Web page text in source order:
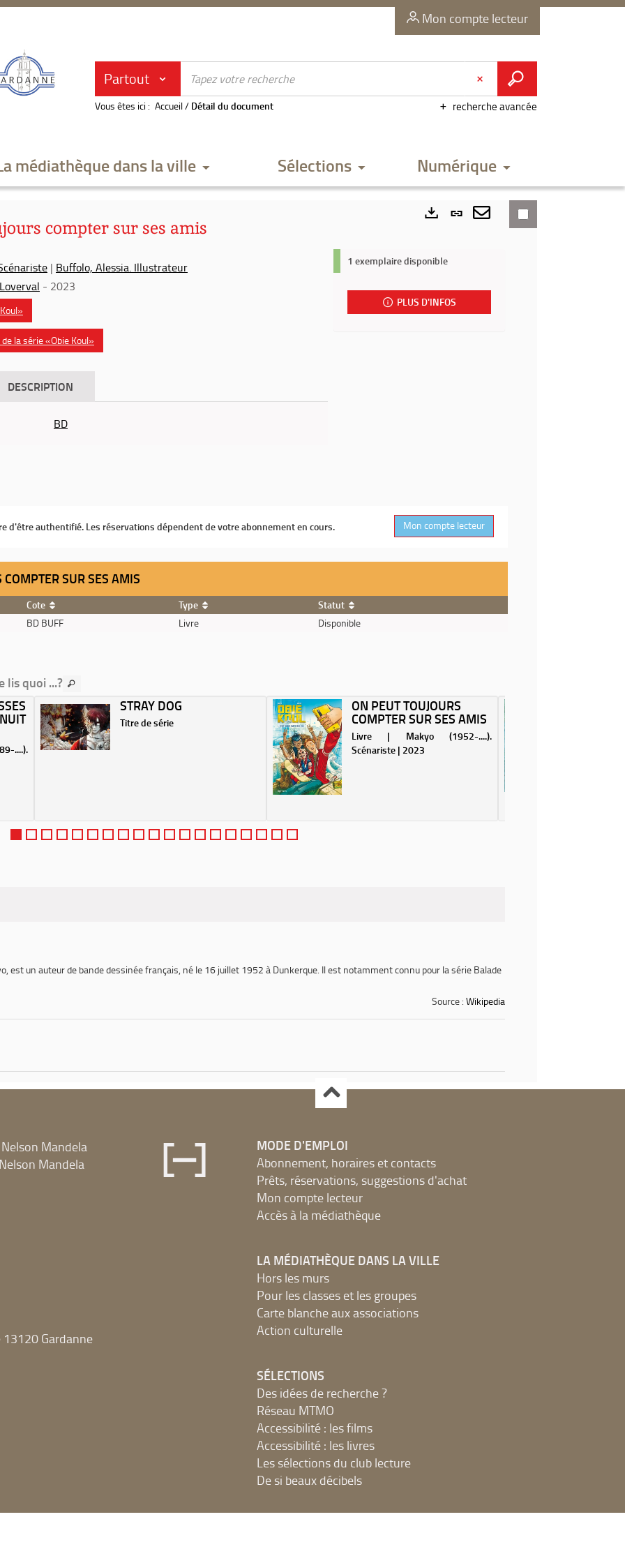
Mon compte lecteur
Partout
recherche avancée
Vous êtes ici : Accueil/ Détail du document
médiathèque dans la ville Sélections Numérique
compter sur ses amis
| Buffolo, Alessia. Illustrateur
- 2023
la série «Obie Koul»
DESCRIPTION
BD
Lien
permanent
fenêtre)
Envoyer
mail
1 exemplaire disponible
PLUS D'INFOS
d'être authentifié. Les réservations dépendent de votre abonnement en cours. Mon compte lecteur
SUR SES AMIS
Cote Type
Statut
BD BUFF Livre Disponible
lis quoi ...?
....).
STRAY DOG
Titre de série
ON PEUT TOUJOURS
COMPTER SUR SES AMIS
Livre | Makyo (1952-....).
Scénariste | 2023
, est un auteur de bande dessinée français, né le 16 juillet 1952 à Dunkerque. Il est notamment connu pour la série Balade
Source : Wikipedia
Mandela
Mandela
Gardanne
MODE D'EMPLOI
Abonnement, horaires et contacts
Prêts, réservations, suggestions d'achat
Mon compte lecteur
Accès à la médiathèque
LA MÉDIATHÈQUE DANS LA VILLE
Hors les murs
Pour les classes et les groupes
Carte blanche aux associations
Action culturelle
SÉLECTIONS
Des idées de recherche ?
Réseau MTMO
Accessibilité : les films
Accessibilité : les livres
Les sélections du club lecture
De si beaux décibels